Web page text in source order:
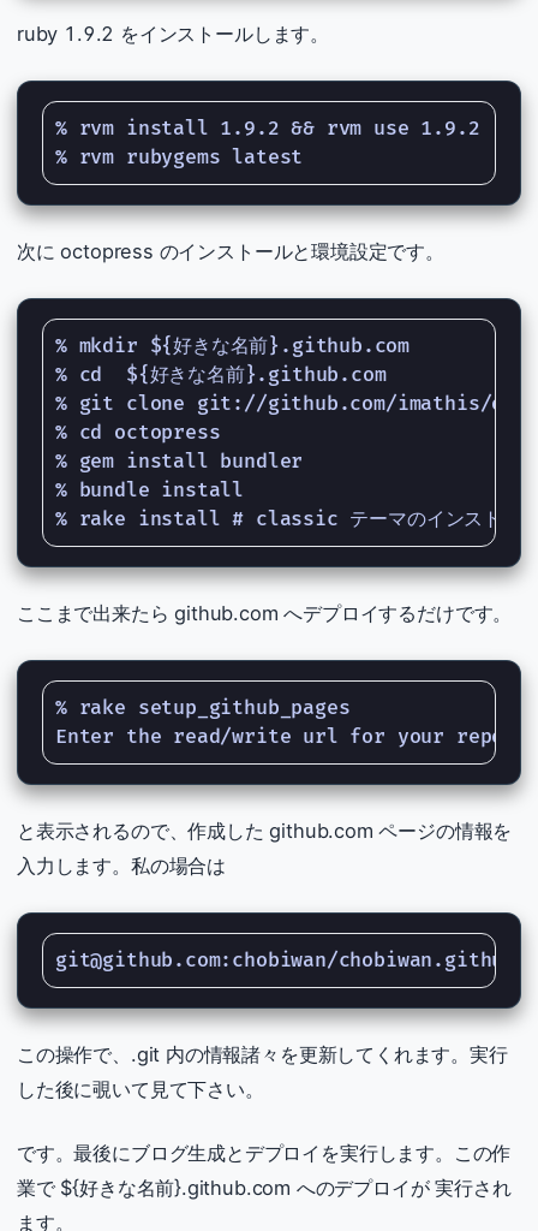
ruby 1.9.2 をインストールします。
% rvm install 1.9.2 && rvm use 1.9.2
次に octopress のインストールと環境設定です。
% mkdir ${好きな名前}.github.com
% cd  ${好きな名前}.github.com
% git clone git://github.com/imathis/
% cd octopress
% gem install bundler
% bundle install
ここまで出来たら github.com へデプロイするだけです。
% rake setup_github_pages
と表示されるので、作成した github.com ページの情報を
入力します。私の場合は
この操作で、.git 内の情報諸々を更新してくれます。実行
した後に覗いて見て下さい。
です。最後にブログ生成とデプロイを実行します。この作
業で ${好きな名前}.github.com へのデプロイが 実行され
ます。